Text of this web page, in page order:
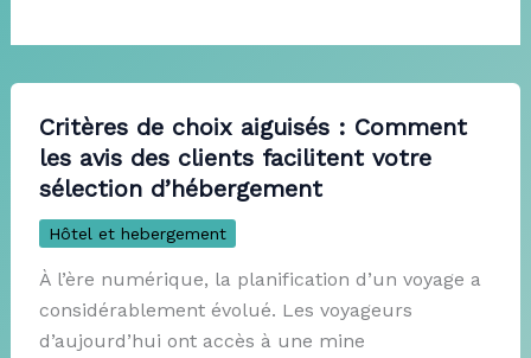
Critères de choix aiguisés : Comment
les avis des clients facilitent votre
sélection d’hébergement
Hôtel et hebergement
À l’ère numérique, la planification d’un voyage a
considérablement évolué. Les voyageurs
d’aujourd’hui ont accès à une mine